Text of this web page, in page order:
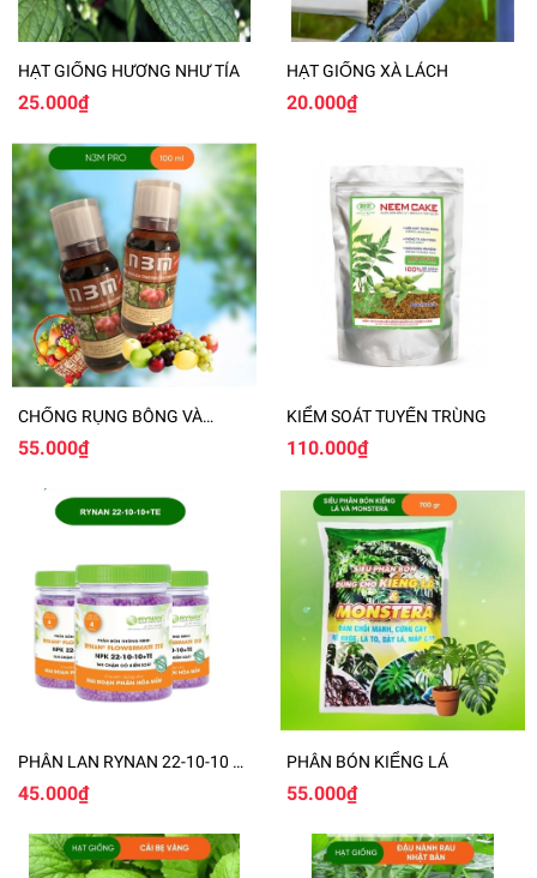
HẠT GIỐNG HƯƠNG NHƯ TÍA
25.000₫
HẠT GIỐNG XÀ LÁCH
20.000₫
CHỐNG RỤNG BÔNG VÀ
RỤNG TRÁI NON
55.000₫
KIỂM SOÁT TUYẾN TRÙNG
110.000₫
PHÂN LAN RYNAN 22-10-10 +
TE
45.000₫
PHÂN BÓN KIỂNG LÁ
55.000₫